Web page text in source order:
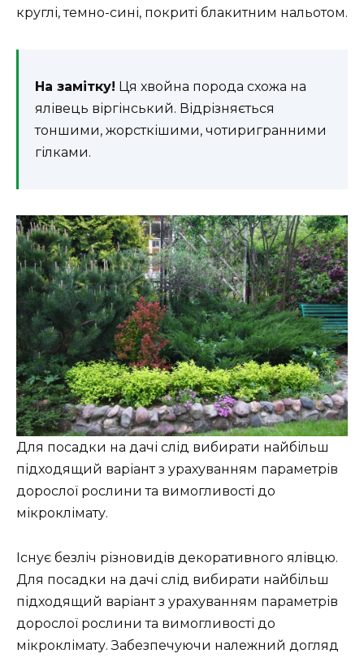
круглі, темно-сині, покриті блакитним нальотом.
На замітку! Ця хвойна порода схожа на
ялівець віргінський. Відрізняється
тоншими, жорсткішими, чотиригранними
гілками.
Для посадки на дачі слід вибирати найбільш
підходящий варіант з урахуванням параметрів
дорослої рослини та вимогливості до
мікроклімату.
Існує безліч різновидів декоративного ялівцю.
Для посадки на дачі слід вибирати найбільш
підходящий варіант з урахуванням параметрів
дорослої рослини та вимогливості до
мікроклімату. Забезпечуючи належний догляд